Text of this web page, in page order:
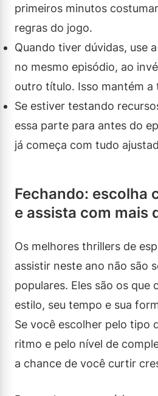
primeiros minutos
regras do jogo.
Quando tiver dúvidas, use
no mesmo episódio, ao
outro título. Isso mantém a
Se estiver testando
essa parte para antes do
já começa com tudo
Fechando: escolha
e assista com mais
Os melhores thrillers de
assistir neste ano não são
populares. Eles são os que
estilo, seu tempo e sua
Se você escolher pelo tipo
ritmo e pelo nível de
a chance de você curtir